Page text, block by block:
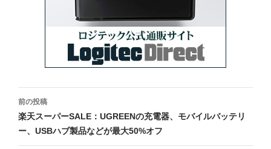
投
稿
ナ
前の投稿
楽天スーパーSALE：UGREENの充電器、モバイルバッテリ
ー、USBハブ製品などが最大50%オフ